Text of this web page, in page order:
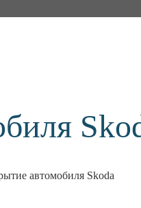
автомобиля Skoda